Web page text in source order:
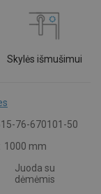
Skylės išmušimui
76-670101-50
1000 mm
Juoda su
dėmėmis